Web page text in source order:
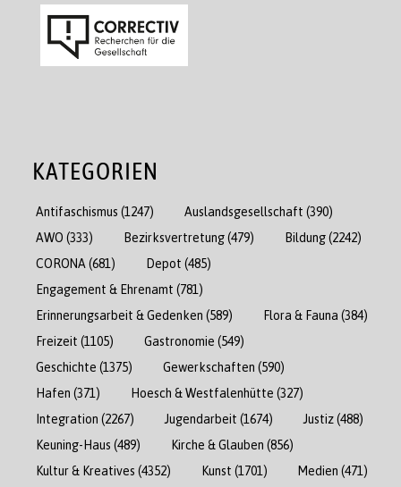
KATEGORIEN
Antifaschismus (1247) Auslandsgesellschaft (390)
AWO (333) Bezirksvertretung(479) Bildung(2242)
CORONA (681) Depot (485)
Engagement & Ehrenamt (781)
Erinnerungsarbeit & Gedenken (589) Flora & Fauna (384)
Freizeit (1105) Gastronomie (549)
Geschichte (1375) Gewerkschaften (590)
Hafen (371) Hoesch & Westfalenhütte (327)
Integration (2267) Jugendarbeit (1674) Justiz(488)
Keuning-Haus (489) Kirche & Glauben (856)
Kultur & Kreatives (4352) Kunst (1701) Medien (471)